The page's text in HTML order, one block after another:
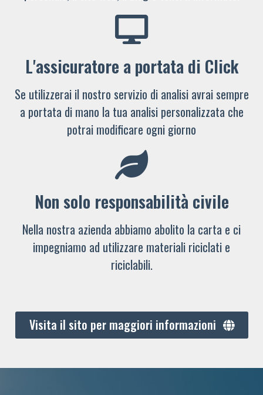
L'assicuratore a portata di Click
Se utilizzerai il nostro servizio di analisi avrai sempre
a portata di mano la tua analisi personalizzata che
potrai modificare ogni giorno
Non solo responsabilità civile
Nella nostra azienda abbiamo abolito la carta e ci
impegniamo ad utilizzare materiali riciclati e
riciclabili.
Visita il sito per maggiori informazioni